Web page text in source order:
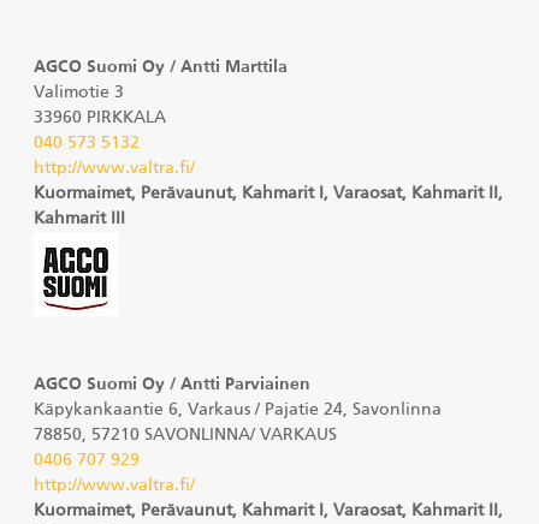
AGCO Suomi Oy / Antti Marttila
Valimotie 3
33960 PIRKKALA
040 573 5132
http://www.valtra.fi/
Kuormaimet, Perävaunut, Kahmarit I, Varaosat, Kahmarit II,
Kahmarit III
AGCO Suomi Oy / Antti Parviainen
Käpykankaantie 6, Varkaus / Pajatie 24, Savonlinna
78850, 57210 SAVONLINNA/ VARKAUS
0406 707 929
http://www.valtra.fi/
Kuormaimet, Perävaunut, Kahmarit I, Varaosat, Kahmarit II,